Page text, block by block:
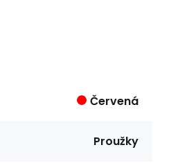
Červená
Proužky